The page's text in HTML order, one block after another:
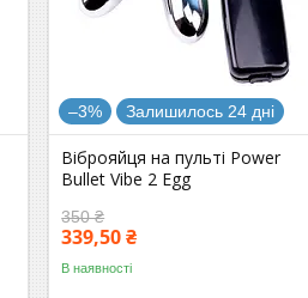
–3% Залишилось 24 дні
Віброяйця на пульті Power
Bullet Vibe 2 Egg
350 ₴
339,50 ₴
В наявності